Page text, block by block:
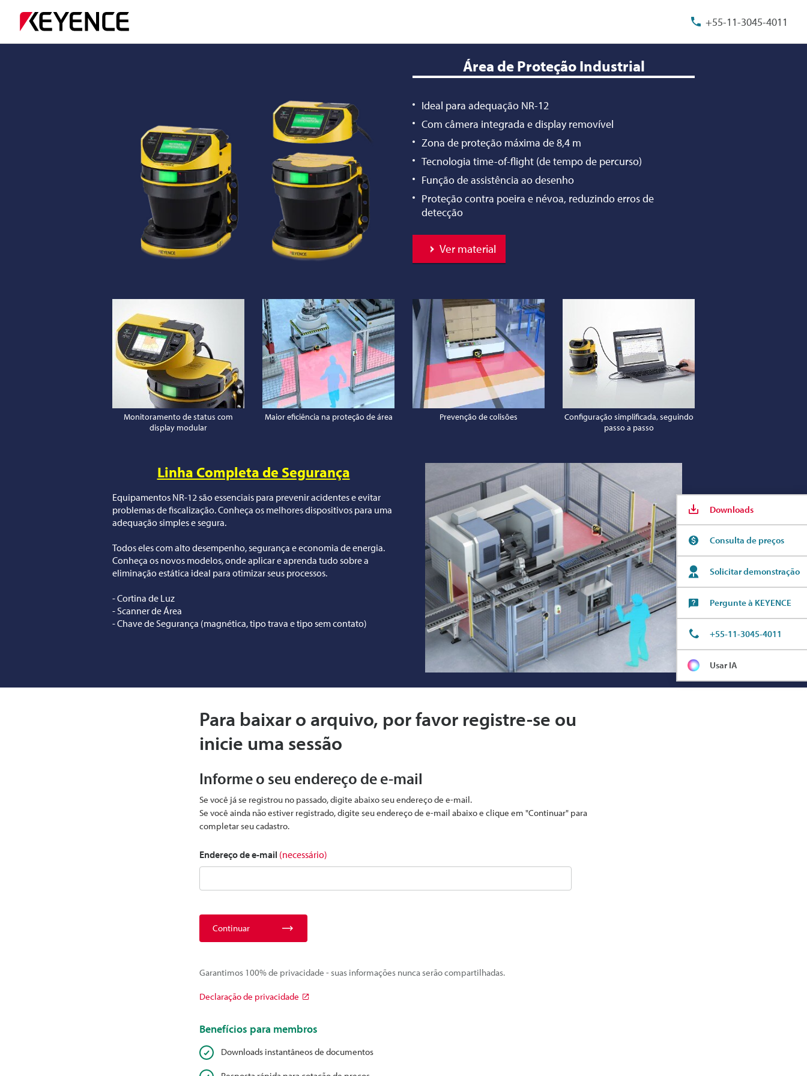
+55-11-3045-4011
Área de Proteção Industrial
Ideal para adequação NR-12
Com câmera integrada e display removível
Zona de proteção máxima de 8,4 m
Tecnologia time-of-flight (de tempo de percurso)
Função de assistência ao desenho
Proteção contra poeira e névoa, reduzindo erros de
detecção
Ver material
Monitoramento de status com
display modular
Maior eficiência na proteção de área Prevenção de colisões
Configuração simplificada, seguindo
passo a passo
Linha Completa de Segurança
Equipamentos NR-12 são essenciais para prevenir acidentes e evitar
problemas de fiscalização. Conheça os melhores dispositivos para uma
adequação simples e segura.
Todos eles com alto desempenho, segurança e economia de energia.
Conheça os novos modelos, onde aplicar e aprenda tudo sobre a
eliminação estática ideal para otimizar seus processos.
- Cortina de Luz
- Scanner de Área
- Chave de Segurança (magnética, tipo trava e tipo sem contato)
Para baixar o arquivo, por favor registre-se ou
inicie uma sessão
Informe o seu endereço de e-mail
Se você já se registrou no passado, digite abaixo seu endereço de e-mail.
Se você ainda não estiver registrado, digite seu endereço de e-mail abaixo e clique em "Continuar" para
completar seu cadastro.
Endereço de e-mail (necessário)
Continuar
Garantimos 100% de privacidade - suas informações nunca serão compartilhadas.
Declaração de privacidade
Benefícios para membros
Downloads instantâneos de documentos
Downloads
Consulta de preços
Solicitar demonstração
Pergunte à KEYENCE
+55-11-3045-4011
Usar IA